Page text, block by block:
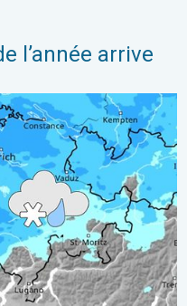
l’année arrive
heures. Conditions